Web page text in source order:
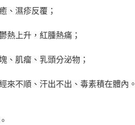
、濕疹反覆；
熱上升，紅腫熱痛；
、肌瘤、乳頭分泌物；
來不順、汗出不出、毒素積在體內。